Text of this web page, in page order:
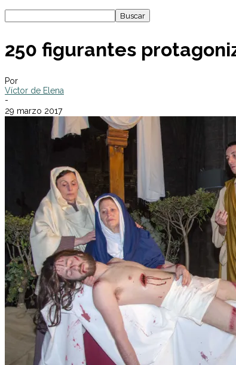
250 figurantes
Por
Víctor de Elena
-
29 marzo 2017